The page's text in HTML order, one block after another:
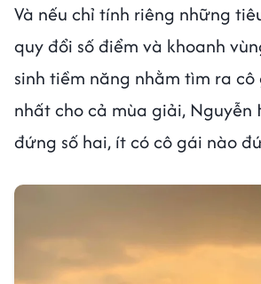
Và nếu chỉ tính riêng những
quy đổi số điểm và khoanh
sinh tiềm năng nhằm tìm ra cô
nhất cho cả mùa giải, Nguyễn
đứng số hai, ít có cô gái nào